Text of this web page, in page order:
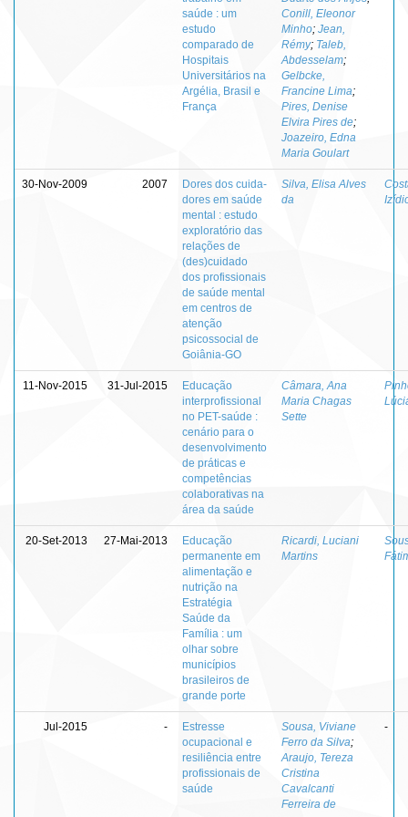
saúde : um
estudo
comparado de
Hospitais
Universitários na
Argélia, Brasil e
França
Conill, Eleonor
Minho; Jean,
Rémy; Taleb,
Abdesselam;
Gelbcke,
Francine Lima;
Pires, Denise
Elvira Pires de;
Joazeiro, Edna
Maria Goulart
30-Nov-2009 2007
Dores dos cuida-
dores em saúde
mental : estudo
exploratório das
relações de
(des)cuidado
dos profissionais
de saúde mental
em centros de
atenção
psicossocial de
Goiânia-GO
Silva, Elisa Alves
da
11-Nov-2015 31-Jul-2015
Educação
interprofissional
no PET-saúde :
cenário para o
desenvolvimento
de práticas e
competências
colaborativas na
área da saúde
Câmara, Ana
Maria Chagas
Sette
20-Set-2013 27-Mai-2013
Educação
permanente em
alimentação e
nutrição na
Estratégia
Saúde da
Família : um
olhar sobre
municípios
brasileiros de
grande porte
Ricardi, Luciani
Martins
Jul-2015 -
Estresse
ocupacional e
resiliência entre
profissionais de
saúde
Sousa, Viviane
Ferro da Silva;
Araujo, Tereza
Cristina
Cavalcanti
Ferreira de
-